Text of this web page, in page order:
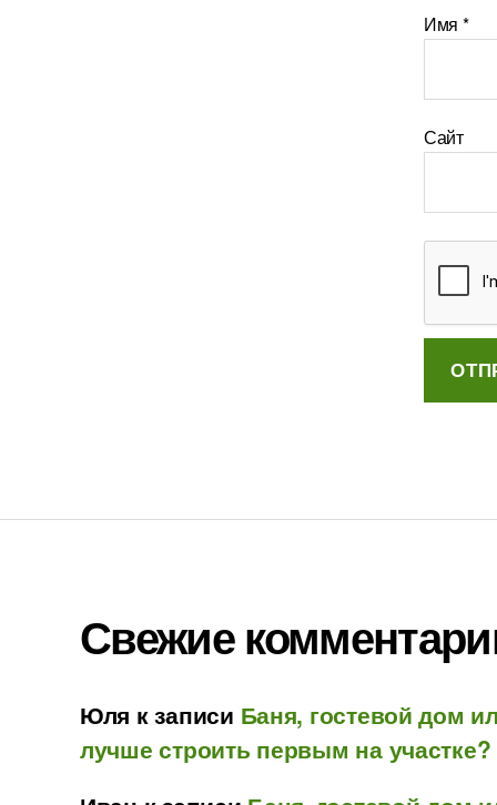
Имя *
Сайт
Свежие
Юля к записи Баня, гостевой дом
лучше строить первым на участке?